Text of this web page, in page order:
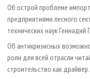
Об острой проблеме
предприятиями лесного
технических наук Геннадий
Об антикризисных
роли для всей отрасли
строительство как